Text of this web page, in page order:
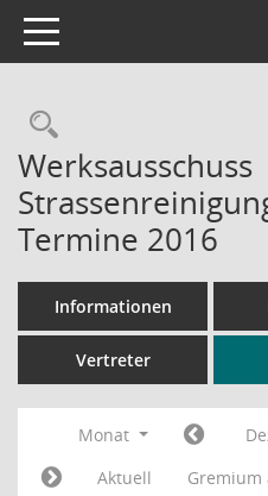
Toggle navigation
Werksausschuss
Termine 2016
Informationen
Vertreter
Monat
Aktuell
Gremium